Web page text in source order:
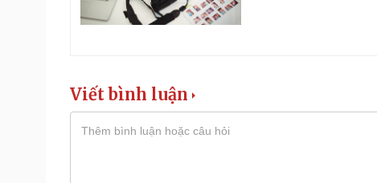
Viết bình luận